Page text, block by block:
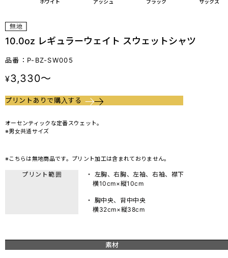
ホワイト アッシュ ブラック サックス
10.0oz レギュラーウェイト スウェットシャツ
品番：P-BZ-SW005
¥3,330～
プリントありで購入する
オーセンティックな定番スウェット。
※男女共通サイズ
※こちらは無地商品です。プリント加工は含まれておりません。
プリント範囲
・ 左胸、右胸、左袖、右袖、襟下
横10cm×縦10cm
・ 胸中央、背中中央
横32cm×縦38cm
素材